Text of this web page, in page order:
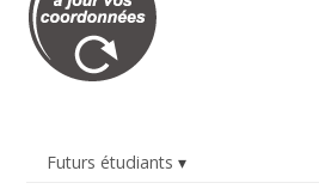
Futurs étudiants